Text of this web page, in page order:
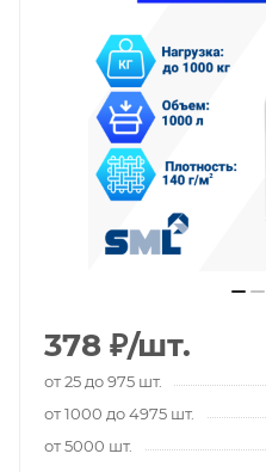
378 ₽/шт.
от 25 до 975 шт.
от 1000 до 4975 шт.
от 5000 шт.